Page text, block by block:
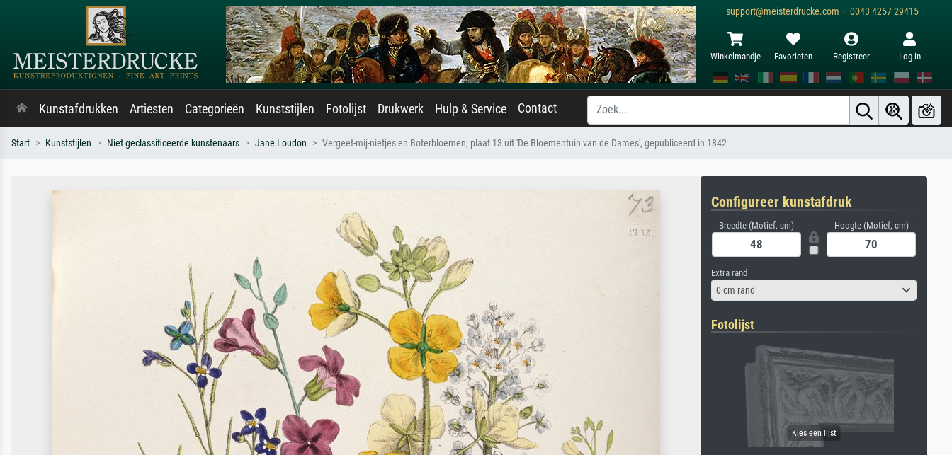
support@meisterdrucke.com · 0043 4257 29415
Winkelmandje Favorieten Registreer Log in
Kunstafdrukken Artiesten Categorieën Kunststijlen Fotolijst Drukwerk Hulp & Service Contact
Start Kunststijlen Niet geclassificeerde kunstenaars Jane Loudon Vergeet-mij-nietjes en Boterbloemen, plaat 13 uit 'De Bloementuin van de Dames', gepubliceerd in 1842
Configureer kunstafdruk
Breedte (Motief, cm) Hoogte (Motief, cm)
Extra rand
0 cm rand
Fotolijst